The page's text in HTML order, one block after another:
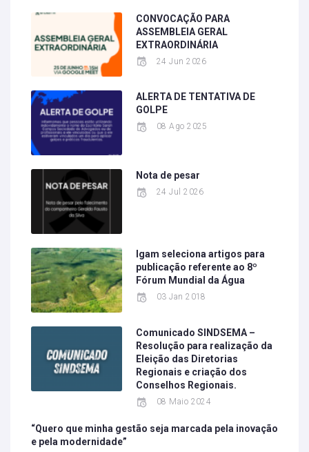
CONVOCAÇÃO PARA
ASSEMBLEIA GERAL
EXTRAORDINÁRIA
24 Jun 2026
ALERTA DE TENTATIVA DE
GOLPE
08 Ago 2025
Nota de pesar
24 Jul 2026
Igam seleciona artigos para
publicação referente ao 8º
Fórum Mundial da Água
03 Jan 2018
Comunicado SINDSEMA –
Resolução para realização da
Eleição das Diretorias
Regionais e criação dos
Conselhos Regionais.
08 Maio 2024
“Quero que minha gestão seja marcada pela inovação
e pela modernidade”